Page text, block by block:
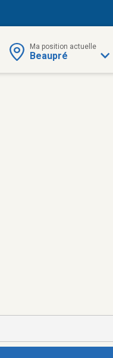
Ma position actuelle
Beaupré